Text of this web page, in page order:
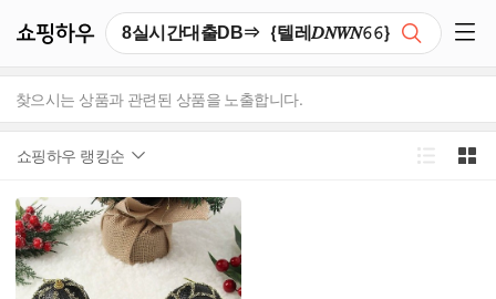
찾으시는 상품과 관련된 상품을 노출합니다.
쇼핑하우 랭킹순